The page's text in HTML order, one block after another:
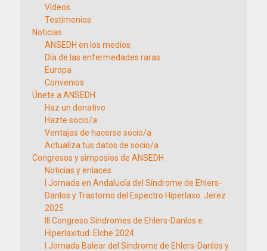
Vídeos
Testimonios
Noticias
ANSEDH en los medios
Día de las enfermedades raras
Europa
Convenios
Únete a ANSEDH
Haz un donativo
Hazte socio/a
Ventajas de hacerse socio/a
Actualiza tus datos de socio/a
Congresos y simposios de ANSEDH
Noticias y enlaces
I Jornada en Andalucía del Síndrome de Ehlers-
Danlos y Trastorno del Espectro Hiperlaxo. Jerez
2025
III Congreso Síndromes de Ehlers-Danlos e
Hiperlaxitud. Elche 2024
I Jornada Balear del Síndrome de Ehlers-Danlos y